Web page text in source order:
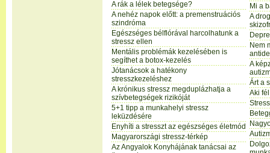
A rák a lélek betegsége?
A nehéz napok előtt: a premenstruációs
szindróma
Egészséges bélflórával harcolhatunk a
stressz ellen
Mentális problémák kezelésében is
segíthet a botox-kezelés
Jótanácsok a hatékony
stresszkezeléshez
A krónikus stressz megduplázhatja a
szívbetegségek rizikóját
5+1 tipp a munkahelyi stressz
leküzdésére
Enyhíti a stresszt az egészséges életmód
Magyarországi stressz-térkép
Az Angyalok Konyhájának tanácsai az
Mi a
A
Nem
A
Árt a
Aki